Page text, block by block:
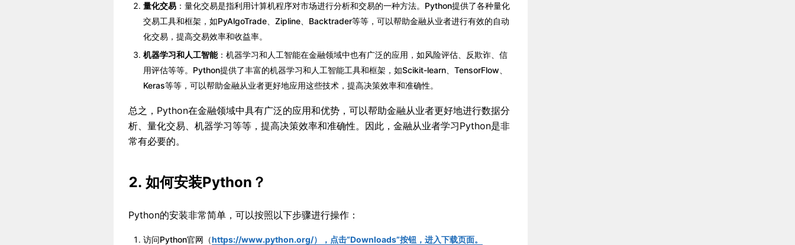
量化交易 ：量化交易是指利用计算机程序对市场进行分析和交易的一种方法。Python提供了各种量化
交易工具和框架，如PyAlgoTrade、Zipline、Backtrader等等，可以帮助金融从业者进行有效的自动
化交易，提高交易效率和收益率。
机器学习和人工智能：机器学习和人工智能在金融领域中也有广泛的应用，如风险评估、反欺诈、信
用评估等等。Python提供了丰富的机器学习和人工智能工具和框架，如Scikit-learn、TensorFlow、
Keras等等，可以帮助金融从业者更好地应用这些技术，提高决策效率和准确性。
总之，Python在金融领域中具有广泛的应用和优势，可以帮助金融从业者更好地进行数据分
析、量化交易、机器学习等等，提高决策效率和准确性。因此，金融从业者学习Python是非
常有必要的。
2. 如何安装Python？
Python的安装非常简单，可以按照以下步骤进行操作：
访问Python官网（https://www.python.org/），点击“Downloads”按钮，进入下载页面。